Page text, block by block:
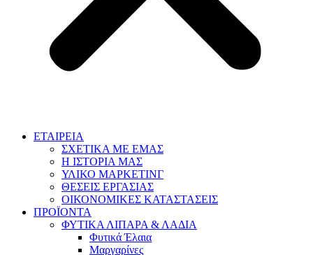
ΕΤΑΙΡΕΙΑ
ΣΧΕΤΙΚΑ ΜΕ ΕΜΑΣ
Η ΙΣΤΟΡΙΑ ΜΑΣ
ΥΛΙΚΟ ΜΑΡΚΕΤΙΝΓ
ΘΕΣΕΙΣ ΕΡΓΑΣΙΑΣ
ΟΙΚΟΝΟΜΙΚΕΣ ΚΑΤΑΣΤΑΣΕΙΣ
ΠΡΟΪΟΝΤΑ
ΦΥΤΙΚΑ ΛΙΠΑΡΑ & ΛΑΔΙΑ
Φυτικά Έλαια
Μαργαρίνες